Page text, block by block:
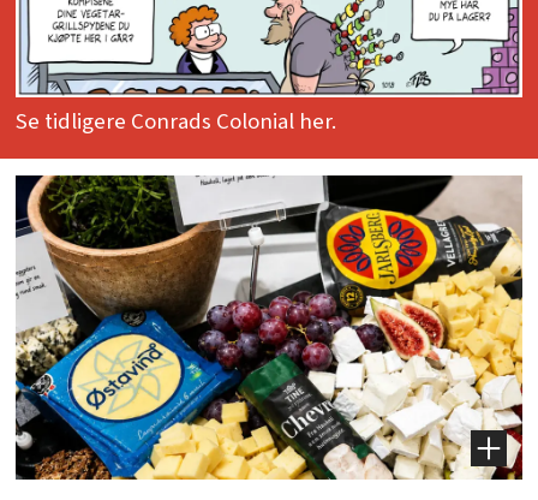
Se tidligere Conrads Colonial her.